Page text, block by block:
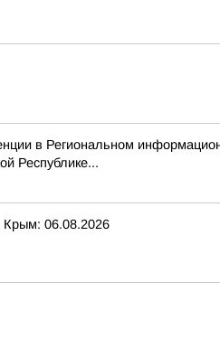
в Региональном
Республике...
Крым: 06.08.2026